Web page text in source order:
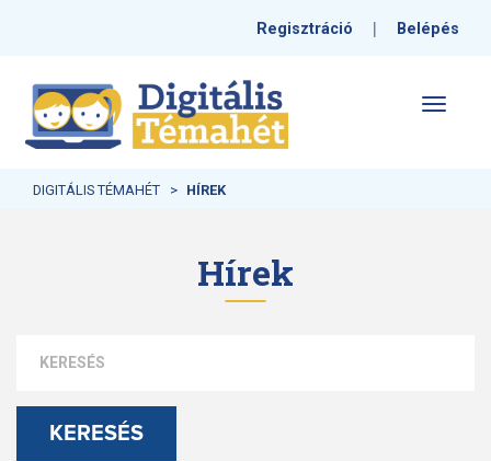
Regisztráció | Belépés
Toggle
DIGITÁLIS TÉMAHÉT HÍREK
Hírek
KERESÉS